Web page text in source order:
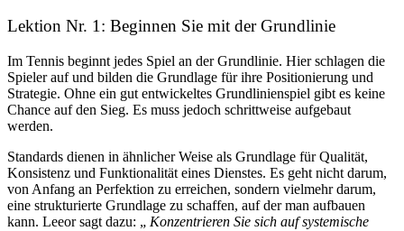
Lektion Nr. 1: Beginnen Sie mit der Grundlinie
Im Tennis beginnt jedes Spiel an der Grundlinie. Hier schlagen die
Spieler auf und bilden die Grundlage für ihre Positionierung und
Strategie. Ohne ein gut entwickeltes Grundlinienspiel gibt es keine
Chance auf den Sieg. Es muss jedoch schrittweise aufgebaut
werden.
Standards dienen in ähnlicher Weise als Grundlage für Qualität,
Konsistenz und Funktionalität eines Dienstes. Es geht nicht darum,
von Anfang an Perfektion zu erreichen, sondern vielmehr darum,
eine strukturierte Grundlage zu schaffen, auf der man aufbauen
kann. Leeor sagt dazu: „ Konzentrieren Sie sich auf systemische